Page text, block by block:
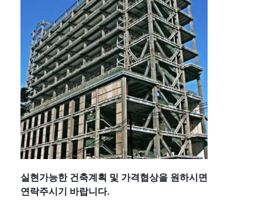
실현가능한 건축계획 및 가격협상을 원하시면
연락주시기 바랍니다.